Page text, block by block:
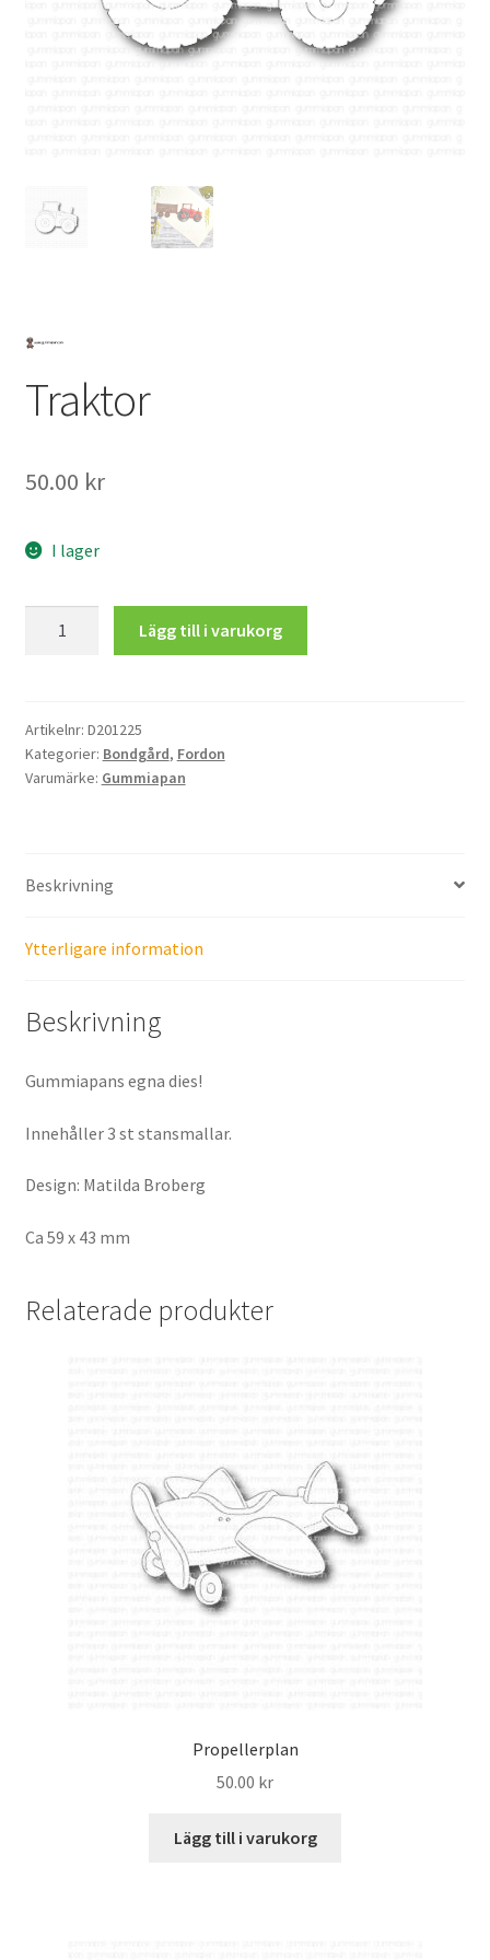
Traktor
50.00 kr
I lager
Lägg till i varukorg
Artikelnr: D201225
Kategorier: Bondgård, Fordon
Varumärke: Gummiapan
Beskrivning
Ytterligare information
Beskrivning
Gummiapans egna dies!
Innehåller 3 st stansmallar.
Design: Matilda Broberg
Ca 59 x 43 mm
Relaterade produkter
Propellerplan
50.00 kr
Lägg till i varukorg